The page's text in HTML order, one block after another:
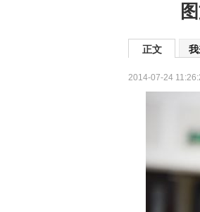
正文
2014-07-24